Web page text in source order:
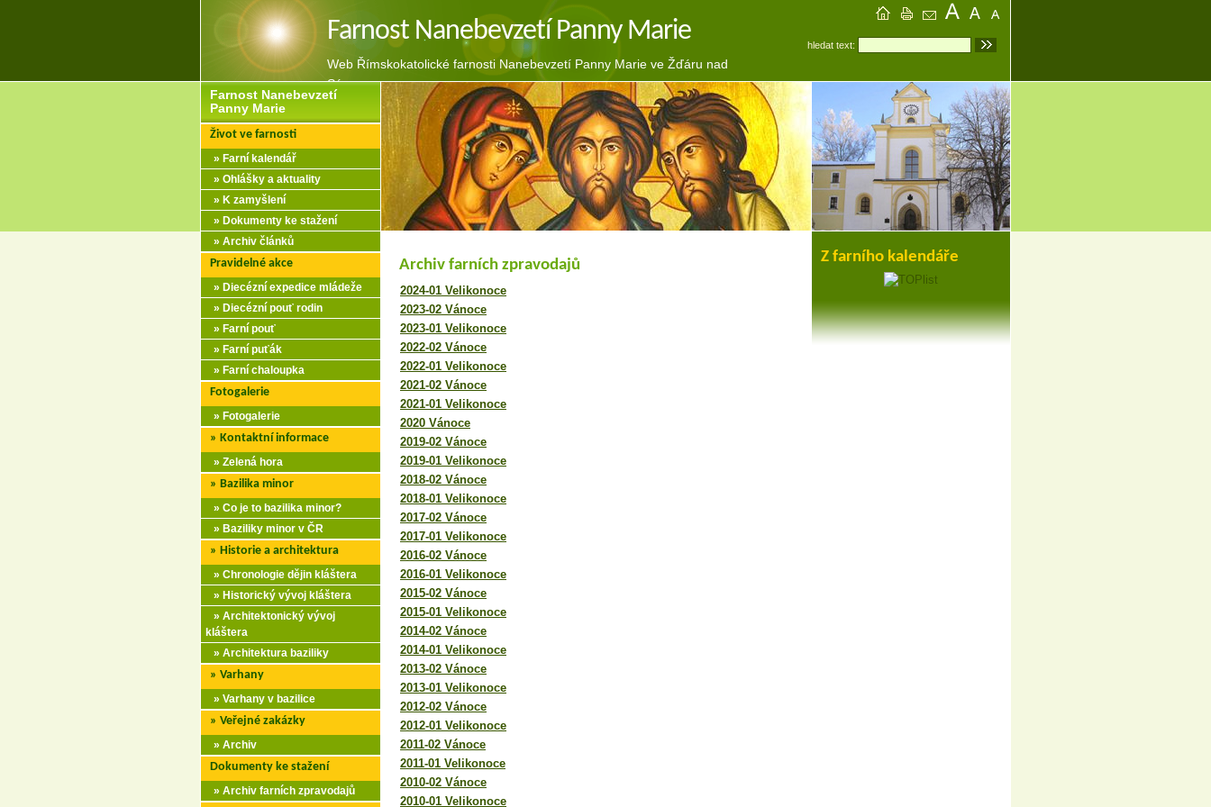
Farnost Nanebevzetí Panny Marie
Web Římskokatolické farnosti Nanebevzetí Panny Marie ve Žďáru nad
Sázavou
hledat text:
Farnost Nanebevzetí
Panny Marie
Život ve farnosti
» Farní kalendář
» Ohlášky a aktuality
» K zamyšlení
» Dokumenty ke stažení
» Archiv článků
Pravidelné akce
» Diecézní expedice mládeže
» Diecézní pouť rodin
» Farní pouť
» Farní puťák
» Farní chaloupka
Fotogalerie
» Fotogalerie
» Kontaktní informace
» Zelená hora
» Bazilika minor
» Co je to bazilika minor?
» Baziliky minor v ČR
» Historie a architektura
» Chronologie dějin kláštera
» Historický vývoj kláštera
» Architektonický vývoj
kláštera
» Architektura baziliky
» Varhany
» Varhany v bazilice
» Veřejné zakázky
» Archiv
Dokumenty ke stažení
» Archiv farních zpravodajů
Archiv farních zpravodajů
2024-01 Velikonoce
2023-02 Vánoce
2023-01 Velikonoce
2022-02 Vánoce
2022-01 Velikonoce
2021-02 Vánoce
2021-01 Velikonoce
2020 Vánoce
2019-02 Vánoce
2019-01 Velikonoce
2018-02 Vánoce
2018-01 Velikonoce
2017-02 Vánoce
2017-01 Velikonoce
2016-02 Vánoce
2016-01 Velikonoce
2015-02 Vánoce
2015-01 Velikonoce
2014-02 Vánoce
2014-01 Velikonoce
2013-02 Vánoce
2013-01 Velikonoce
2012-02 Vánoce
2012-01 Velikonoce
2011-02 Vánoce
2011-01 Velikonoce
2010-02 Vánoce
2010-01 Velikonoce
Z farního kalendáře